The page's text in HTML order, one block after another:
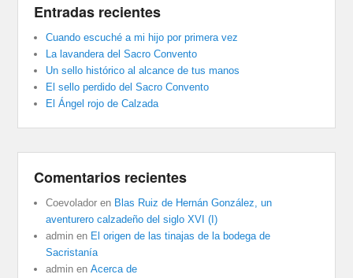
Entradas recientes
Cuando escuché a mi hijo por primera vez
La lavandera del Sacro Convento
Un sello histórico al alcance de tus manos
El sello perdido del Sacro Convento
El Ángel rojo de Calzada
Comentarios recientes
Coevolador en Blas Ruiz de Hernán González, un
aventurero calzadeño del siglo XVI (I)
admin en El origen de las tinajas de la bodega de
Sacristanía
admin enAcerca de